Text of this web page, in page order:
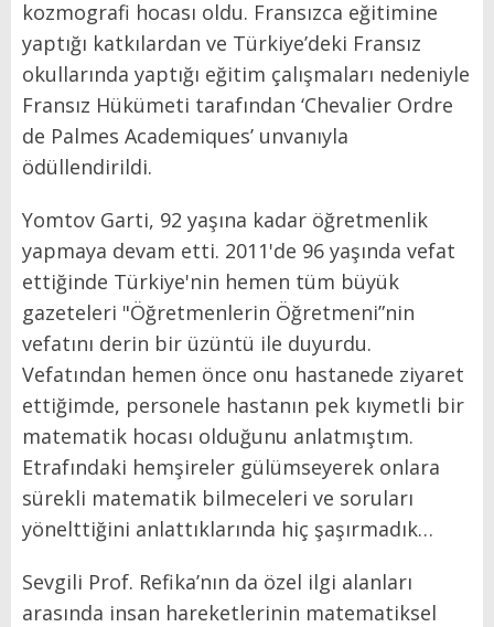
kozmografi hocası oldu. Fransızca eğitimine
yaptığı katkılardan ve Türkiye’deki Fransız
okullarında yaptığı eğitim çalışmaları nedeniyle
Fransız Hükümeti tarafından ‘Chevalier Ordre
de Palmes Academiques’ unvanıyla
ödüllendirildi.
Yomtov Garti, 92 yaşına kadar öğretmenlik
yapmaya devam etti. 2011'de 96 yaşında vefat
ettiğinde Türkiye'nin hemen tüm büyük
gazeteleri "Öğretmenlerin Öğretmeni”nin
vefatını derin bir üzüntü ile duyurdu.
Vefatından hemen önce onu hastanede ziyaret
ettiğimde, personele hastanın pek kıymetli bir
matematik hocası olduğunu anlatmıştım.
Etrafındaki hemşireler gülümseyerek onlara
sürekli matematik bilmeceleri ve soruları
yönelttiğini anlattıklarında hiç şaşırmadık…
Sevgili Prof. Refika’nın da özel ilgi alanları
arasında insan hareketlerinin matematiksel